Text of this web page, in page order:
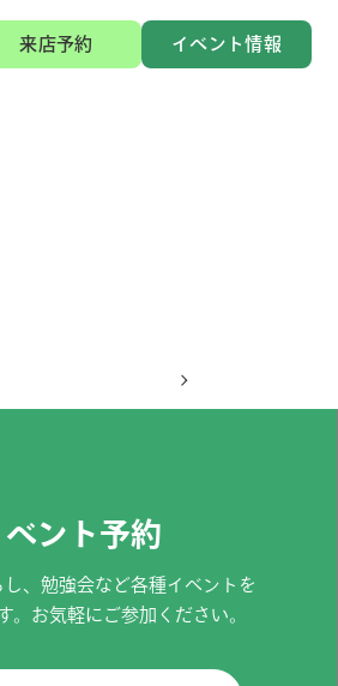
来店予約 イベント情報
ベント予約
、勉強会など各種イベントを
。お気軽にご参加ください。